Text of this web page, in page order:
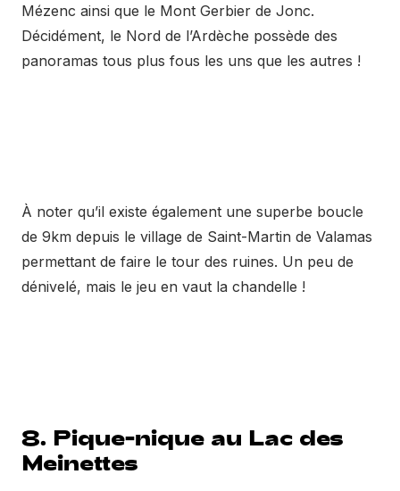
Mézenc ainsi que le Mont Gerbier de Jonc.
Décidément, le Nord de l’Ardèche possède des
panoramas tous plus fous les uns que les autres !
À noter qu’il existe également une superbe boucle
de 9km depuis le village de Saint-Martin de Valamas
permettant de faire le tour des ruines. Un peu de
dénivelé, mais le jeu en vaut la chandelle !
8. Pique-nique au Lac des
Meinettes